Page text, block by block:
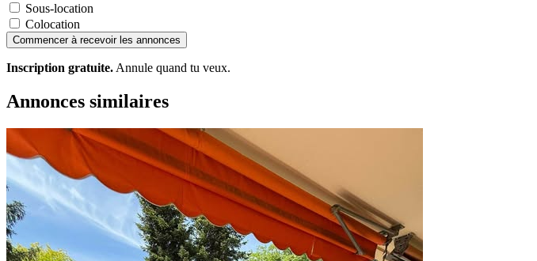
Sous-location
Colocation
Commencer à recevoir les annonces
Inscription gratuite. Annule quand tu veux.
Annonces similaires